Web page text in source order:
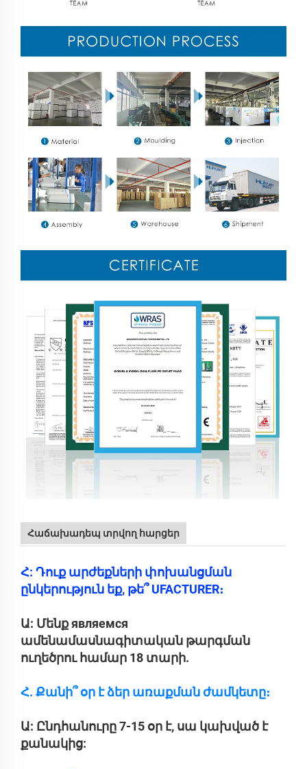
Հաճախադեպ տրվող հարցեր
Հ: Դուք արժեքների փոխանցման
ընկերություն եք, թե՞ UFACTURER։
Ա: Մենք являемся
ամենամասնագիտական թարգման
ուղեծրու համար 18 տարի.
Հ. Քանի՞ օր է ձեր առաքման ժամկետը։
Ա: Ընդհանուրը 7-15 օր է, սա կախված է
քանակից: